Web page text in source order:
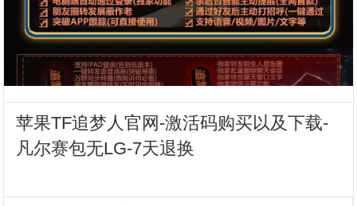
苹果TF追梦人官网-激活码购买以及下载-
凡尔赛包无LG-7天退换